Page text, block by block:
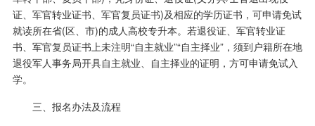
证、军官转业证书、军官复员证书)及相应的学历证书，可申请免试
就读所在省(区、市)的成人高校专升本。若退役证、军官转业证
书、军官复员证书上未注明“自主就业”“自主择业”，须到户籍所在地
退役军人事务局开具自主就业、自主择业的证明，方可申请免试入
学。
三、报名办法及流程